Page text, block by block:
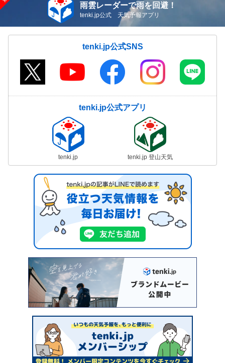
雨雲レーダーで雨を回避！
tenki.jp公式 天気予報アプリ
tenki.jp公式SNS
tenki.jp公式アプリ
tenki.jp tenki.jp 登山天気